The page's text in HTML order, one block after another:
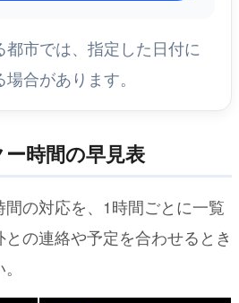
市では、指定した日付に
合があります。
時間の早見表
の対応を、1時間ごとに一覧
の連絡や予定を合わせるとき